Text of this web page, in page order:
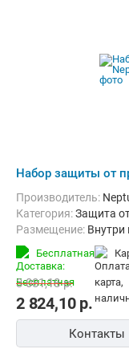
Набор защиты от
Производитель:
Категория:Защита
Размещение:
Бесплатная
2 824,10р.
3 081,18р.
Контакты